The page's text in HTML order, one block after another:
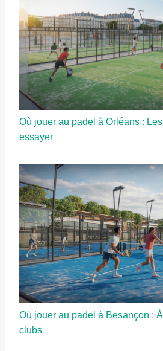
Où jouer au padel à Orléans :
essayer
Où jouer au padel à Besançon :
clubs